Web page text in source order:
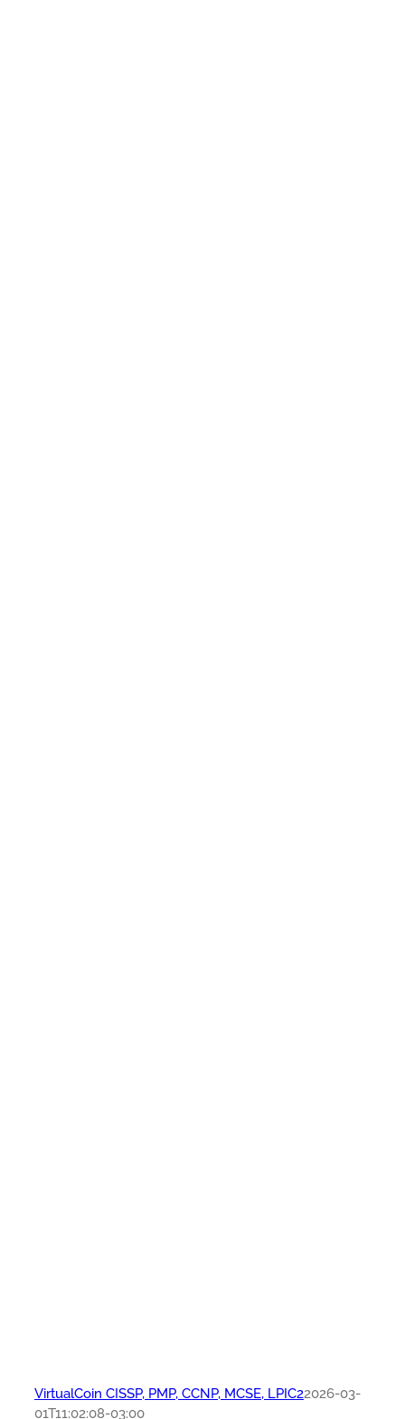
VirtualCoin CISSP, PMP, CCNP, MCSE, LPIC22026-03-
01T11:02:08-03:00